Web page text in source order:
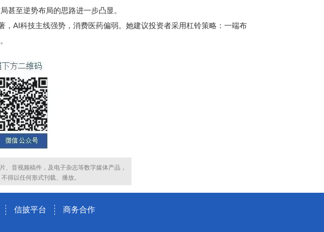
甚至逆势布局的思路进一步凸显。
AI科技主线强势，消费医药偏弱。她建议投资者采用杠铃策略：一端布
、音视频稿件，及电子杂志等数字媒体产品，
得以任何形式刊载、播放。
信披平台 商务合作